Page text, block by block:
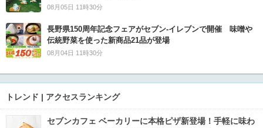
08月05日 11時30分
長野県150周年記念フェアがセブン-イレブンで開催 味噌や
伝統野菜を使った新商品21品が登場
08月04日 11時30分
トレンド | アクセスランキング
セブンカフェ ベーカリーに本格ピザ新登場！手軽に味わ